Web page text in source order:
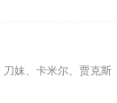
妹、卡米尔、贾克斯